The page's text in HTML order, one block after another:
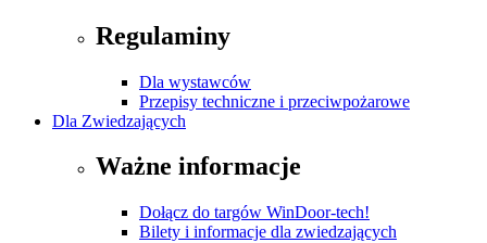
Regulaminy
Dla wystawców
Przepisy techniczne i przeciwpożarowe
Dla Zwiedzających
Ważne informacje
Dołącz do targów WinDoor-tech!
Bilety i informacje dla zwiedzających